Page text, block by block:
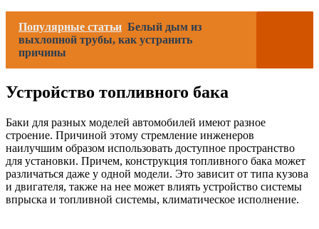
Популярные статьи Белый дым из
выхлопной трубы, как устранить
причины
Устройство топливного бака
Баки для разных моделей автомобилей имеют разное
строение. Причиной этому стремление инженеров
наилучшим образом использовать доступное пространство
для установки. Причем, конструкция топливного бака может
различаться даже у одной модели. Это зависит от типа кузова
и двигателя, также на нее может влиять устройство системы
впрыска и топливной системы, климатическое исполнение.